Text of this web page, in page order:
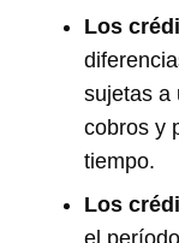
Los
sujetas a
cobros y
tiempo.
Los
el